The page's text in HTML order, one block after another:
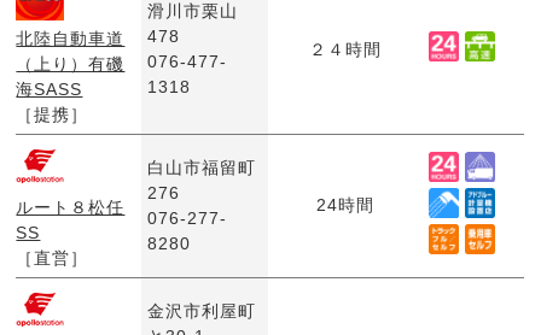
北陸自動車道
（上り）有磯
海SASS
［提携］
滑川市栗山
478
076-477-
1318
２４時間
ルート８松任
SS
［直営］
白山市福留町
276
076-277-
8280
24時間
金沢市利屋町